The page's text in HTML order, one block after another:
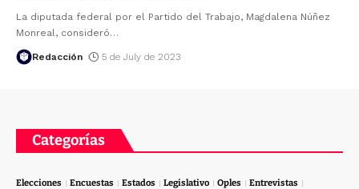
La diputada federal por el Partido del Trabajo, Magdalena Núñez
Monreal, consideró…
Redacción 5 de July de 2023
Categorías
Elecciones Encuestas Estados Legislativo Oples
Entrevistas